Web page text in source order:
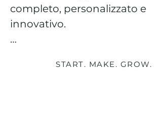
completo, personalizzato e
innovativo.
Business Process
START. MAKE. GROW.